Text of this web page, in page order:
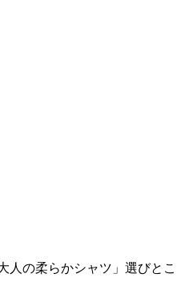
人の柔らかシャツ」選びとこ